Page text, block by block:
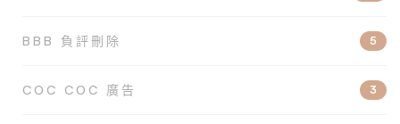
BBB 負評刪除 5
COC COC 廣告 3